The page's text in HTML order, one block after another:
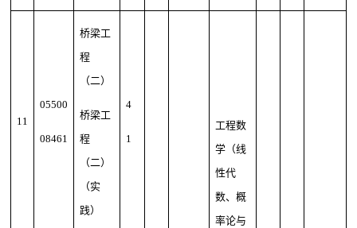
11
05500
08461
桥梁工
程
（二）
桥梁工
程
（二）
（实
践）
4
1
工程数
学（线
性代
数、概
率论与